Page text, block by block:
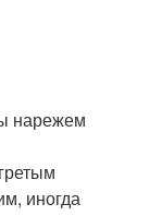
нарежем
иногда